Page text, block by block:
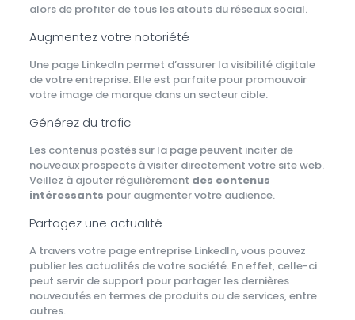
alors de profiter de tous les atouts du réseaux social.
Augmentez votre notoriété
Une page LinkedIn permet d’assurer la visibilité digitale
de votre entreprise. Elle est parfaite pour promouvoir
votre image de marque dans un secteur cible.
Générez du trafic
Les contenus postés sur la page peuvent inciter de
nouveaux prospects à visiter directement votre site web.
Veillez à ajouter régulièrement des contenus
intéressants pour augmenter votre audience.
Partagez une actualité
A travers votre page entreprise LinkedIn, vous pouvez
publier les actualités de votre société. En effet, celle-ci
peut servir de support pour partager les dernières
nouveautés en termes de produits ou de services, entre
autres.